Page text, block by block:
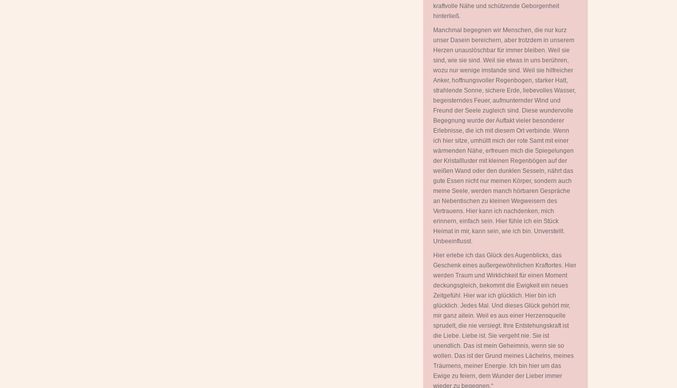
kraftvolle Nähe und schützende Geborgenheit
hinterließ.
Manchmal begegnen wir Menschen, die nur kurz
unser Dasein bereichern, aber trotzdem in unserem
Herzen unauslöschbar für immer bleiben. Weil sie
sind, wie sie sind. Weil sie etwas in uns berühren,
wozu nur wenige imstande sind. Weil sie hilfreicher
Anker, hoffnungsvoller Regenbogen, starker Halt,
strahlende Sonne, sichere Erde, liebevolles Wasser,
begeisterndes Feuer, aufmunternder Wind und
Freund der Seele zugleich sind. Diese wundervolle
Begegnung wurde der Auftakt vieler besonderer
Erlebnisse, die ich mit diesem Ort verbinde. Wenn
ich hier sitze, umhüllt mich der rote Samt mit einer
wärmenden Nähe, erfreuen mich die Spiegelungen
der Kristallluster mit kleinen Regenbögen auf der
weißen Wand oder den dunklen Sesseln, nährt das
gute Essen nicht nur meinen Körper, sondern auch
meine Seele, werden manch hörbaren Gespräche
an Nebentischen zu kleinen Wegweisern des
Vertrauens. Hier kann ich nachdenken, mich
erinnern, einfach sein. Hier fühle ich ein Stück
Heimat in mir, kann sein, wie ich bin. Unverstellt.
Unbeeinflusst.
Hier erlebe ich das Glück des Augenblicks, das
Geschenk eines außergewöhnlichen Kraftortes. Hier
werden Traum und Wirklichkeit für einen Moment
deckungsgleich, bekommt die Ewigkeit ein neues
Zeitgefühl. Hier war ich glücklich. Hier bin ich
glücklich. Jedes Mal. Und dieses Glück gehört mir,
mir ganz allein. Weil es aus einer Herzensquelle
sprudelt, die nie versiegt. Ihre Entstehungskraft ist
die Liebe. Liebe ist. Sie vergeht nie. Sie ist
unendlich. Das ist mein Geheimnis, wenn sie so
wollen. Das ist der Grund meines Lächelns, meines
Träumens, meiner Energie. Ich bin hier um das
Ewige zu feiern, dem Wunder der Lieber immer
wieder zu begegnen.“